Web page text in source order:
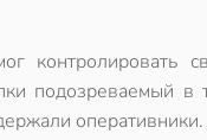
контролировать
подозреваемый в
оперативники.